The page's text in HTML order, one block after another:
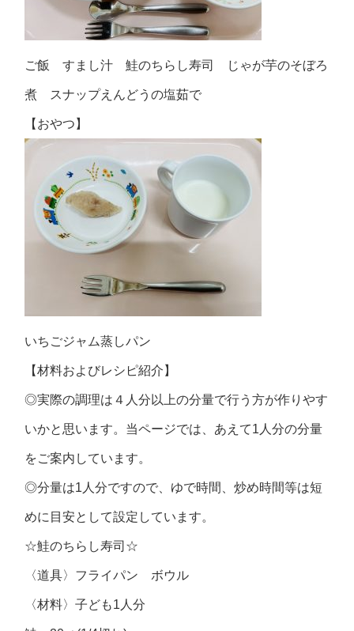
ご飯 すまし汁 鮭のちらし寿司 じゃが芋のそぼろ
煮 スナップえんどうの塩茹で
【おやつ】
いちごジャム蒸しパン
【材料およびレシピ紹介】
◎実際の調理は４人分以上の分量で行う方が作りやす
いかと思います。当ページでは、あえて1人分の分量
をご案内しています。
◎分量は1人分ですので、ゆで時間、炒め時間等は短
めに目安として設定しています。
☆鮭のちらし寿司☆
〈道具〉フライパン ボウル
〈材料〉子ども1人分